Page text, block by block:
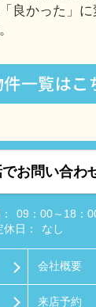
良かった」に
お問い合わ
09：00～18：
休日：
なし
会社概要
来店予約